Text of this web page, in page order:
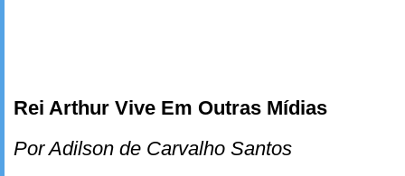
Rei Arthur Vive Em Outras Mídias
Por Adilson de Carvalho Santos